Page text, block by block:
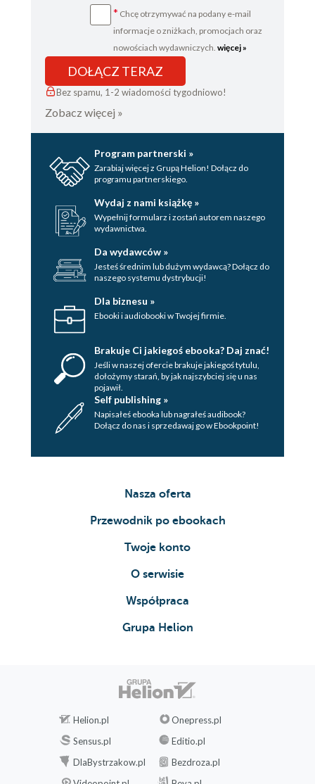
* Chcę otrzymywać na podany e-mail
informacje o zniżkach, promocjach oraz
nowościach wydawniczych. więcej »
DOŁĄCZ TERAZ
Bez spamu, 1-2 wiadomości tygodniowo!
Zobacz więcej »
Program partnerski »
Zarabiaj więcej z Grupą Helion! Dołącz do
programu partnerskiego.
Wydaj z nami książkę »
Wypełnij formularz i zostań autorem naszego
wydawnictwa.
Da wydawców »
Jesteś średnim lub dużym wydawcą? Dołącz do
naszego systemu dystrybucji!
Dla biznesu »
Ebooki i audiobooki w Twojej firmie.
Brakuje Ci jakiegoś ebooka? Daj znać!
Jeśli w naszej ofercie brakuje jakiegoś tytulu,
dołożymy starań, by jak najszybciej się u nas
pojawił.
Self publishing »
Napisałeś ebooka lub nagrałeś audibook?
Dołącz do nas i sprzedawaj go w Ebookpoint!
Nasza oferta
Przewodnik po ebookach
Twoje konto
O serwisie
Współpraca
Grupa Helion
Helion.pl
Onepress.pl
Sensus.pl
Editio.pl
DlaBystrzakow.pl
Bezdroza.pl